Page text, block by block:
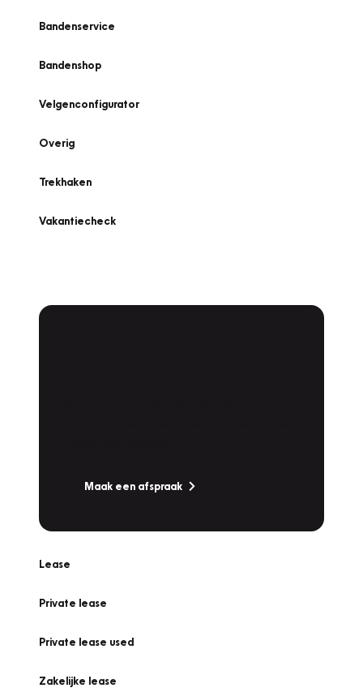
Bandenservice
Bandenshop
Velgenconfigurator
Overig
Trekhaken
Vakantiecheck
Maak een afspraak
Lease
Private lease
Private lease used
Zakelijke lease